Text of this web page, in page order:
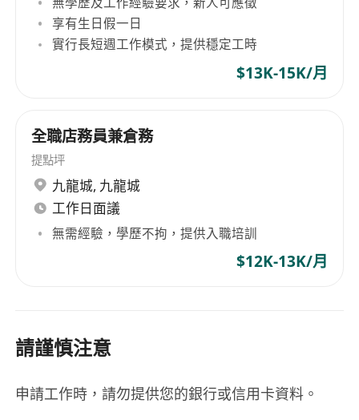
享有生日假一日
實行長短週工作模式，提供穩定工時
$13K-15K/月
全職店務員兼倉務
提點坪
九龍城, 九龍城
工作日面議
無需經驗，學歷不拘，提供入職培訓
$12K-13K/月
請謹慎注意
申請工作時，請勿提供您的銀行或信用卡資料。